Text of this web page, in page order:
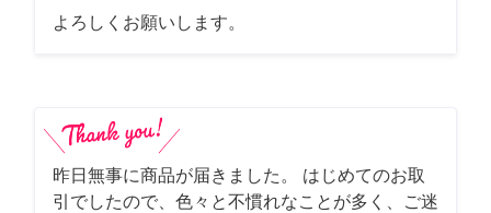
よろしくお願いします。
昨日無事に商品が届きました。 はじめてのお取
引でしたので、色々と不慣れなことが多く、ご迷